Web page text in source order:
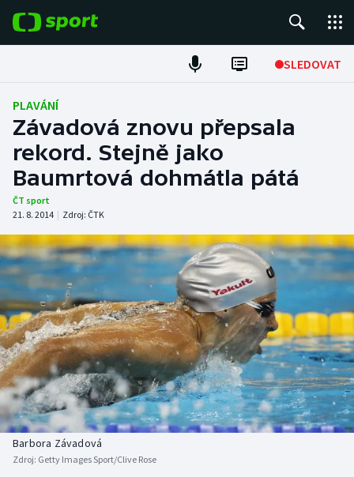
SLEDOVAT
Fotbal
Hokej
Tenis
Atletika
Cyklistika
DALŠÍ SPORTY
Americký fotbal
Baseball a softbal
Basketbal
Biatlon
NEPŘEHLÉDNĚTE
Soutěže
Historické návraty
Aplikace ČT sport
PLAVÁNÍ
Závadová znovu přepsala
rekord. Stejně jako
Baumrtová dohmátla pátá
ČT sport
21. 8. 2014 | Zdroj: ČTK
Barbora Závadová
Zdroj: Getty Images Sport/Clive Rose